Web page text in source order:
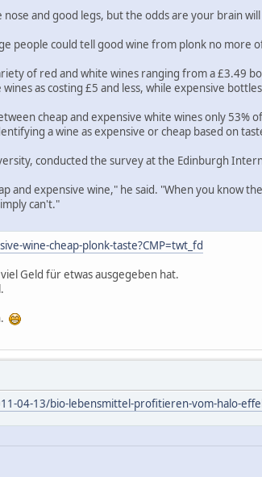
and good legs, but the odds are your brain
people could tell good wine from plonk no more
of red and white wines ranging from a £3.49
as costing £5 and less, while expensive
cheap and expensive white wines only 53%
a wine as expensive or cheap based on
conducted the survey at the Edinburgh
and expensive wine," he said. "When you know
can't."
wine-cheap-plonk-taste?CMP=twt_fd
Geld für etwas ausgegeben hat.
04-13/bio-lebensmittel-profitieren-vom-halo-